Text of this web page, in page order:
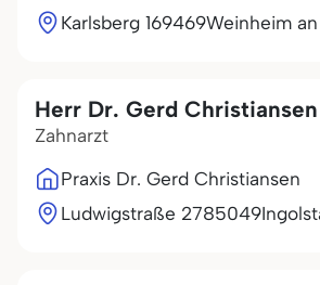
Karlsberg 169469Weinheim
Herr Dr. Gerd Christiansen
Zahnarzt
Praxis Dr. Gerd Christiansen
Ludwigstraße 2785049